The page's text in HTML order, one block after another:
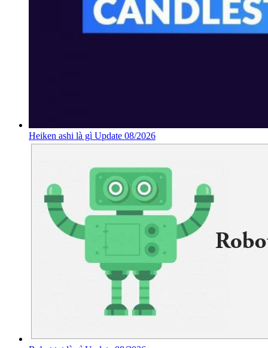
Heiken ashi là gì Update 08/2026